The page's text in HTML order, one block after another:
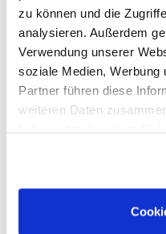
zu können und die
analysieren. Außerdem
Verwendung unserer
soziale Medien, Werbung
Partner führen diese
weiteren Daten
Logik-
Sampling-
Optionen,
Cleverscope
Digilent
Keysight
Micsig
Clampman